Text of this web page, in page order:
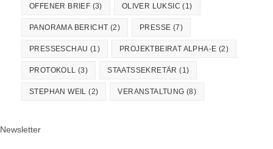
OFFENER BRIEF (3) OLIVER LUKSIC (1)
PANORAMA BERICHT (2) PRESSE (7)
PRESSESCHAU (1) PROJEKTBEIRAT ALPHA-E (2)
PROTOKOLL (3) STAATSSEKRETÄR (1)
STEPHAN WEIL (2) VERANSTALTUNG (8)
Newsletter